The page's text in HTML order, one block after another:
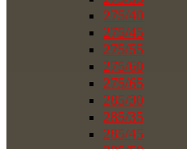
275/40
275/45
275/55
275/60
275/65
285/30
285/35
285/45